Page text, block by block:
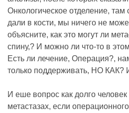
Онкологическое отделение, там
дали в кости, мы ничего не
объясните, как это могут ли
спину,? И можно ли что-то в
Есть ли лечение, Операция?,
только поддерживать, НО
И еше вопрос как долго
метастазах, если